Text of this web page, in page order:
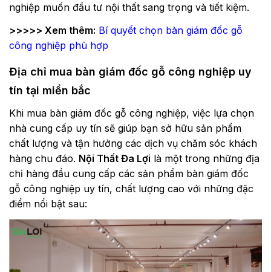
nghiệp muốn đầu tư nội thất sang trọng và tiết kiệm.
>>>>> Xem thêm: Bí quyết chọn bàn giám đốc gỗ
công nghiệp phù hợp
Địa chỉ mua bàn giám đốc gỗ công nghiệp uy
tín tại miền bắc
Khi mua bàn giám đốc gỗ công nghiệp, việc lựa chọn
nhà cung cấp uy tín sẽ giúp bạn sở hữu sản phẩm
chất lượng và tận hưởng các dịch vụ chăm sóc khách
hàng chu đáo. Nội Thất Đa Lợi là một trong những địa
chỉ hàng đầu cung cấp các sản phẩm bàn giám đốc
gỗ công nghiệp uy tín, chất lượng cao với những đặc
điểm nổi bật sau: